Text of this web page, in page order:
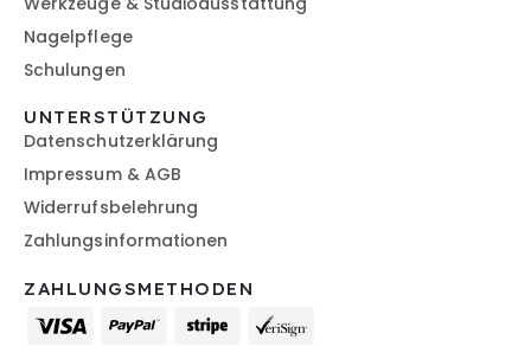
Nagelpflege
Schulungen
UNTERSTÜTZUNG
Datenschutzerklärung
Impressum & AGB
Widerrufsbelehrung
Zahlungsinformationen
ZAHLUNGSMETHODEN